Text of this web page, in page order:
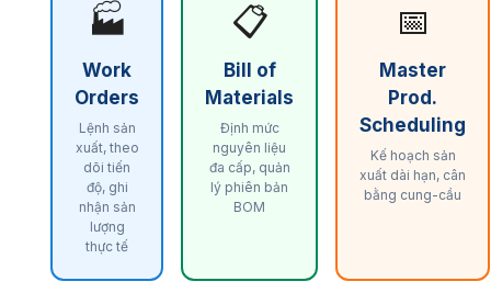
🏭
Work
Orders
Lệnh sản
xuất, theo
dõi tiến
độ, ghi
nhận sản
lượng
thực tế
📋
Bill of
Materials
Định mức
nguyên liệu
đa cấp, quản
lý phiên bản
BOM
📅
Master
Prod.
Scheduling
Kế hoạch sản
xuất dài hạn, cân
bằng cung-cầu